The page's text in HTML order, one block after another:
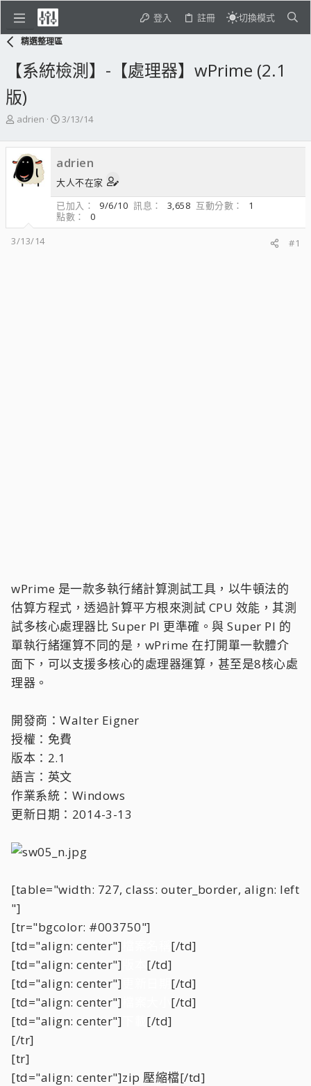
登入 註冊 切換模式
精選整理區
【系統檢測】-【處理器】wPrime (2.1
版)
主
發
起
人
adrien
開
日
期
3/13/14
adrien
大人不在家
已加入
9/6/10 訊息 3,658 互動分數
1
點數
0
3/13/14
#1
wPrime 是一款多執行緒計算測試工具，以牛頓法的
估算方程式，透過計算平方根來測試 CPU 效能，其測
試多核心處理器比 Super PI 更準確。與 Super PI 的
單執行緒運算不同的是，wPrime 在打開單一軟體介
面下，可以支援多核心的處理器運算，甚至是8核心處
理器。
開發商：Walter Eigner
授權：免費
版本：2.1
語言：英文
作業系統：Windows
更新日期：2014-3-13
[table="width: 727, class: outer_border, align: left
"]
[tr="bgcolor: #003750"]
[td="align: center"]
[/td]
[td="align: center"]
[/td]
[td="align: center"]
[/td]
[td="align: center"]
[/td]
[td="align: center"]
[/td]
[/tr]
[tr]
[td="align: center"]zip 壓縮檔[/td]